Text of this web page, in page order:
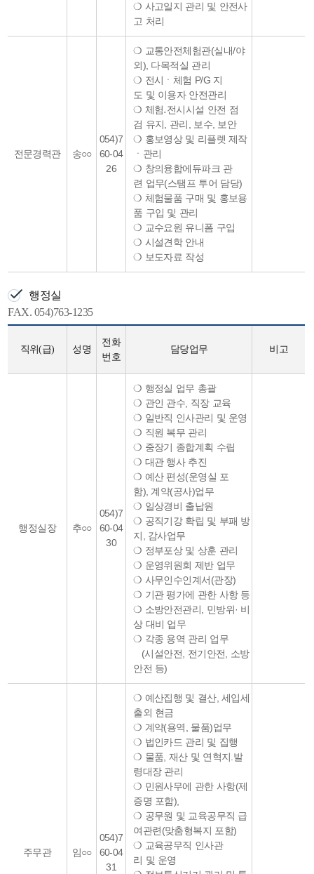
❍ 사고일지 관리 및 안전사
고 처리
전문경력관 송○○
054)7
60-04
26
❍ 교통안전체험관(실내/야
외), 다목적실 관리
❍ 전시ㆍ체험 P/G 지
도 및 이용자 안전관리
❍ 체험․전시시설 안전 점
검 유지, 관리, 보수, 보안
❍ 홍보영상 및 리플렛 제작
ㆍ관리
❍ 창의융합에듀파크 관
련 업무(스탬프 투어 담당)
❍ 체험물품 구매 및 홍보용
품 구입 및 관리
❍ 교수요원 유니폼 구입
❍ 시설견학 안내
❍ 보도자료 작성
행정실
FAX. 054)763-1235
직위(급) 성명
전화
번호
담당업무 비고
행정실장 추○○
054)7
60-04
30
❍ 행정실 업무 총괄
❍ 관인 관수, 직장 교육
❍ 일반직 인사관리 및 운영
❍ 직원 복무 관리
❍ 중장기 종합계획 수립
❍ 대관 행사 추진
❍ 예산 편성(운영실 포
함), 계약(공사)업무
❍ 일상경비 출납원
❍ 공직기강 확립 및 부패 방
지, 감사업무
❍ 정부포상 및 상훈 관리
❍ 운영위원회 제반 업무
❍ 사무인수인계서(관장)
❍ 기관 평가에 관한 사항 등
❍ 소방안전관리, 민방위· 비
상 대비 업무
❍ 각종 용역 관리 업무
(시설안전, 전기안전, 소방
안전 등)
주무관 임○○
054)7
60-04
31
❍ 예산집행 및 결산, 세입세
출외 현금
❍ 계약(용역, 물품)업무
❍ 법인카드 관리 및 집행
❍ 물품, 재산 및 연혁지.발
령대장 관리
❍ 민원사무에 관한 사항(제
증명 포함),
❍ 공무원 및 교육공무직 급
여관련(맞춤형복지 포함)
❍ 교육공무직 인사관
리 및 운영